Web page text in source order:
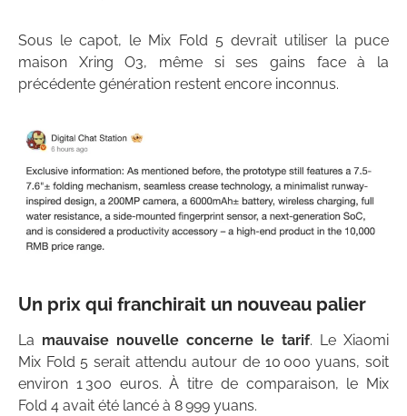
Sous le capot, le Mix Fold 5 devrait utiliser la puce
maison Xring O3, même si ses gains face à la
précédente génération restent encore inconnus.
Un prix qui franchirait un nouveau palier
La mauvaise nouvelle concerne le tarif. Le Xiaomi
Mix Fold 5 serait attendu autour de 10 000 yuans, soit
environ 1 300 euros. À titre de comparaison, le Mix
Fold 4 avait été lancé à 8 999 yuans.